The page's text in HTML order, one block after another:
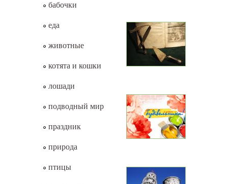
бабочки
еда
животные
котята и кошки
лошади
подводный мир
праздник
природа
птицы